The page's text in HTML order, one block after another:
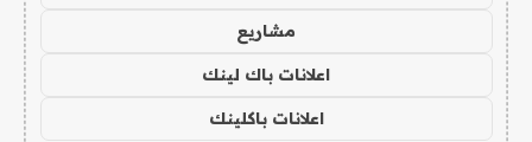
مشاريع
اعلانات باك لينك
اعلانات باكلينك